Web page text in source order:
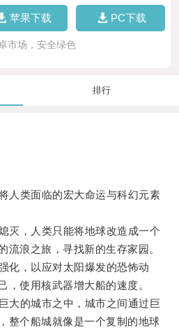
苹果下载 PC下载
市场，安全绿色
排行
类面临的宏大命运与科幻元素
，人类只能将地球改造成一个
流浪之旅，寻找新的生存家园。
，以应对太阳爆发的恐怖动
，使用核武器增大船的速度。
的城市之中，城市之间通过巨
整个船城就像是一个复制的地球